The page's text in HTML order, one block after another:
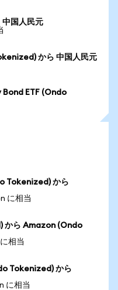
国人民元
から 中国人民元
ETF (Ondo
Tokenized) から
に相当
から Amazon (Ondo
相当
Tokenized) から
に相当